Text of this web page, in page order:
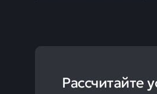
Рассчитайте